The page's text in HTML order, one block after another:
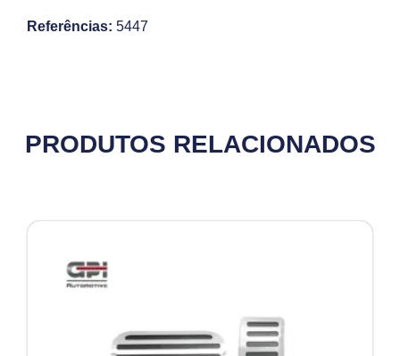
Referências: 5447
PRODUTOS RELACIONADOS